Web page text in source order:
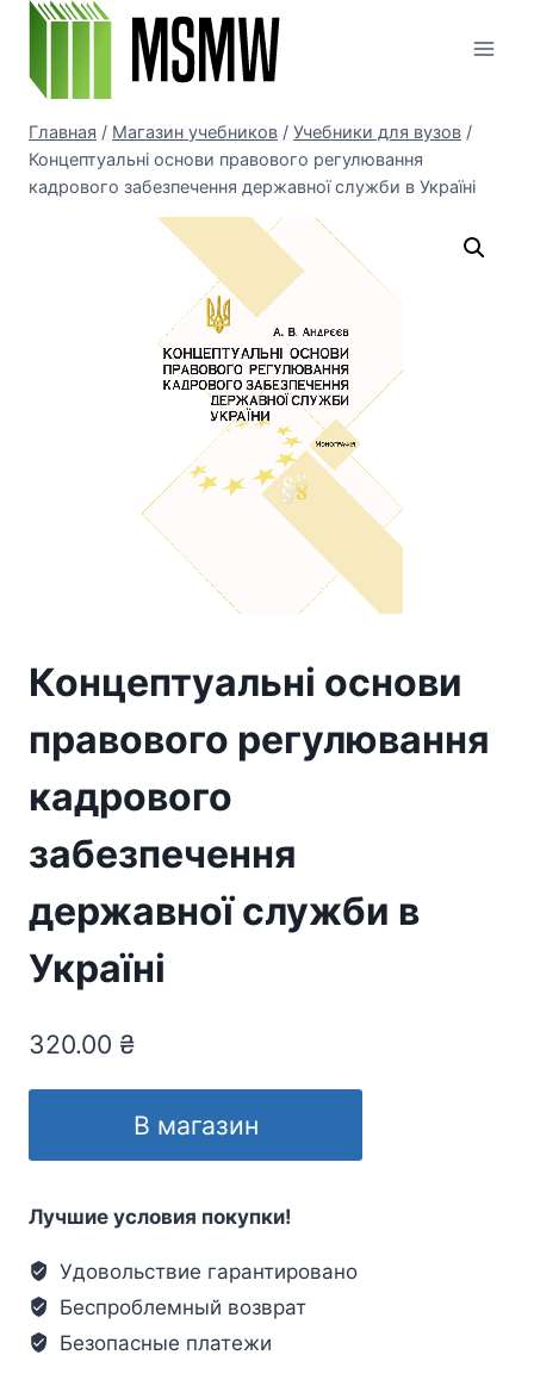
Перейти
содержимому
Главная / Магазин учебников / Учебники для вузов /
Концептуальні основи правового регулювання
кадрового забезпечення державної служби в Україні
Концептуальні основи
правового регулювання
кадрового
забезпечення
державної служби в
Україні
320.00 ₴
В магазин
Лучшие условия покупки!
Удовольствие гарантировано
Беспроблемный возврат
Безопасные платежи